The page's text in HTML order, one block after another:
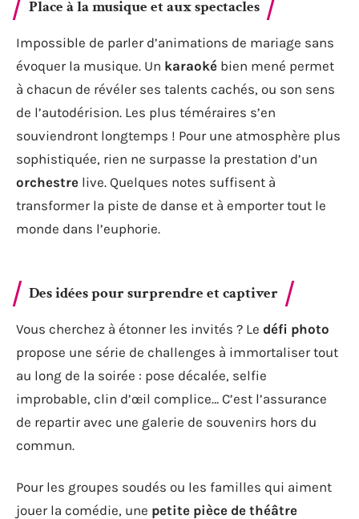
Place à la musique et aux spectacles
Impossible de parler d’animations de mariage sans
évoquer la musique. Un karaoké bien mené permet
à chacun de révéler ses talents cachés, ou son sens
de l’autodérision. Les plus téméraires s’en
souviendront longtemps ! Pour une atmosphère plus
sophistiquée, rien ne surpasse la prestation d’un
orchestre live. Quelques notes suffisent à
transformer la piste de danse et à emporter tout le
monde dans l’euphorie.
Des idées pour surprendre et captiver
Vous cherchez à étonner les invités ? Le défi photo
propose une série de challenges à immortaliser tout
au long de la soirée : pose décalée, selfie
improbable, clin d’œil complice… C’est l’assurance
de repartir avec une galerie de souvenirs hors du
commun.
Pour les groupes soudés ou les familles qui aiment
jouer la comédie, une petite pièce de théâtre